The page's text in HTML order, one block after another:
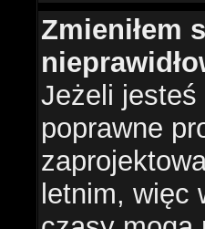
Zmieniłem
Jeżeli
poprawne
letnim, więc